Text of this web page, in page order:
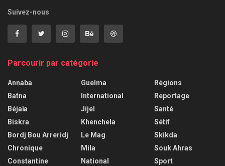
Suivez-nous
Parcourir par catégorie
Annaba
Batna
Béjaïa
Biskra
Bordj Bou Arreridj
Chronique
Constantine
Guelma
International
Jijel
Khenchela
Le Mag
Mila
National
Régions
Reportage
Santé
Sétif
Skikda
Souk Ahras
Sport